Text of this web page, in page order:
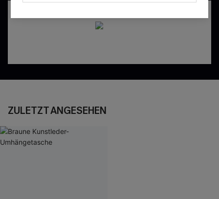
ZULETZT ANGESEHEN